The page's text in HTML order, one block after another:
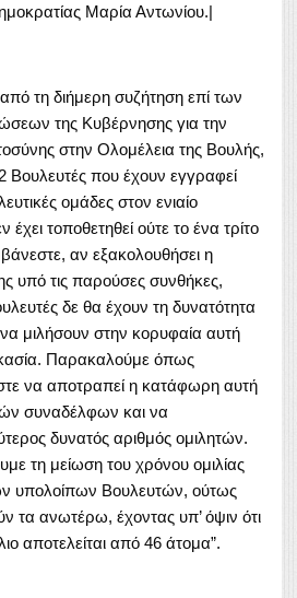
Μαρία Αντωνίου.|
τη διήμερη συζήτηση επί των
της Κυβέρνησης για την
στην Ολομέλεια της Βουλής,
Βουλευτές που έχουν εγγραφεί
ομάδες στον ενιαίο
τοποθετηθεί ούτε το ένα τρίτο
αν εξακολουθήσει η
υπό τις παρούσες συνθήκες,
δε θα έχουν τη δυνατότητα
μιλήσουν στην κορυφαία αυτή
Παρακαλούμε όπως
να αποτραπεί η κατάφωρη αυτή
συναδέλφων και να
δυνατός αριθμός ομιλητών.
τη μείωση του χρόνου ομιλίας
υπολοίπων Βουλευτών, ούτως
τα ανωτέρω, έχοντας υπ’ όψιν ότι
αποτελείται από 46 άτομα”.